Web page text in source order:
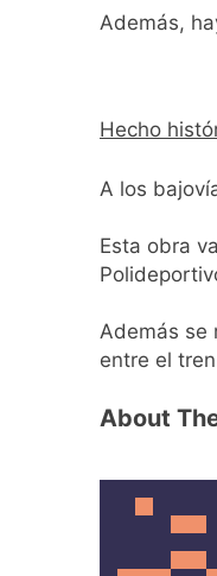
Además,
Hecho
A los
Esta obra
Además se
entre el
About